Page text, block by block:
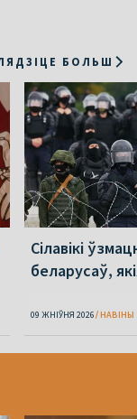
БОЛЬШ
Сілавікі
беларусаў,
09 ЖНІЎНЯ 2026 НАВІНЫ